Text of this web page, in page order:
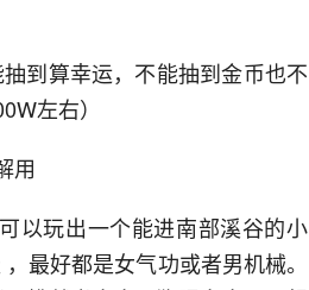
到算幸运，不能抽到金币也不
左右）
用
以玩出一个能进南部溪谷的小
最好都是女气功或者男机械。